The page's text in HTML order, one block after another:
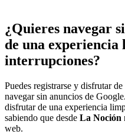
¿Quieres navegar
de una experiencia
interrupciones?
Puedes registrarse y disfrutar de
navegar sin anuncios de
disfrutar de una experiencia
sabiendo que desde La Noción
web.